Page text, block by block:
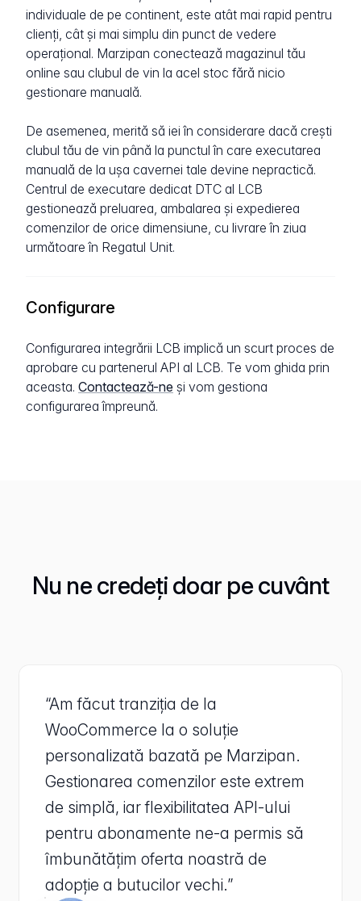
individuale de pe continent, este atât mai rapid pentru
clienți, cât și mai simplu din punct de vedere
operațional. Marzipan conectează magazinul tău
online sau clubul de vin la acel stoc fără nicio
gestionare manuală.
De asemenea, merită să iei în considerare dacă crești
clubul tău de vin până la punctul în care executarea
manuală de la ușa cavernei tale devine nepractică.
Centrul de executare dedicat DTC al LCB
gestionează preluarea, ambalarea și expedierea
comenzilor de orice dimensiune, cu livrare în ziua
următoare în Regatul Unit.
Configurare
Configurarea integrării LCB implică un scurt proces de
aprobare cu partenerul API al LCB. Te vom ghida prin
aceasta. Contactează-ne și vom gestiona
configurarea împreună.
Nu ne credeți doar pe cuvânt
“Am făcut tranziția de la
WooCommerce la o soluție
personalizată bazată pe Marzipan.
Gestionarea comenzilor este extrem
de simplă, iar flexibilitatea API-ului
pentru abonamente ne-a permis să
îmbunătățim oferta noastră de
adopție a butucilor vechi.”